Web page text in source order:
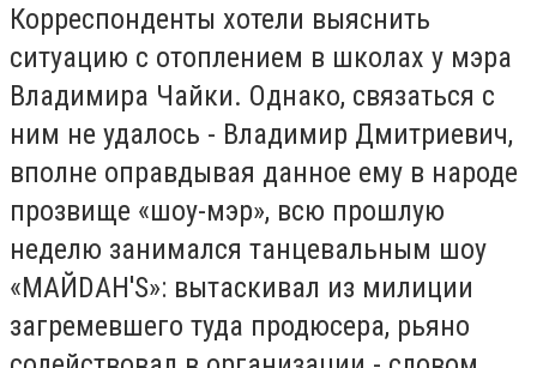
Корреспонденты хотели выяснить
ситуацию с отоплением в школах у мэра
Владимира Чайки. Однако, связаться с
ним не удалось - Владимир Дмитриевич,
вполне оправдывая данное ему в народе
прозвище «шоу-мэр», всю прошлую
неделю занимался танцевальным шоу
«МАЙDАН'S»: вытаскивал из милиции
загремевшего туда продюсера, рьяно